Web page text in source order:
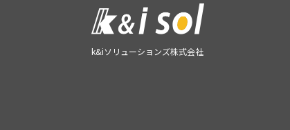
k&iソリューションズ株式会社